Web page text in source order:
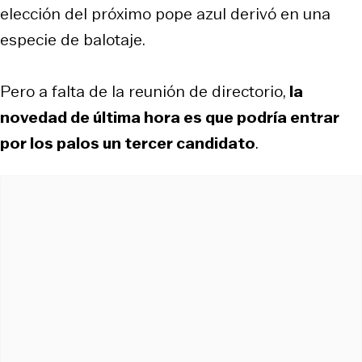
elección del próximo pope azul derivó en una
especie de balotaje.
Pero a falta de la reunión de directorio, la
novedad de última hora es que podría entrar
por los palos un tercer candidato.